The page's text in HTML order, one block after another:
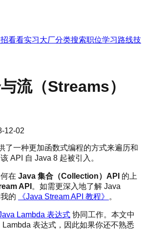
看看实习大厂分类搜索职位学习路线技
流（Streams）
12-02
了一种更加函数式编程的方式来遍历和
API 自 Java 8 起被引入。
在 Java 集合（Collection）API 的上
API 。如需更深入地了解 Java
的
《Java Stream API 教程》 。
Lambda 表达式 协同工作。本文中
表达式，因此如果你还不熟悉